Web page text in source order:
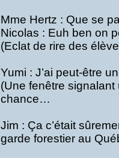
Mme Hertz : Que se
Nicolas : Euh ben on
(Eclat de rire des
Yumi : J’ai peut-être
(Une fenêtre
chance…
Jim : Ça c’était
garde forestier au